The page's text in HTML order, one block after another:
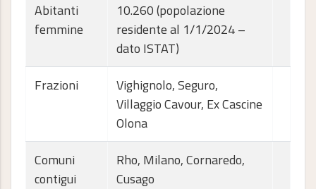
Abitanti
femmine
10.260 (popolazione
residente al 1/1/2024 –
dato ISTAT)
Frazioni
Vighignolo, Seguro,
Villaggio Cavour, Ex Cascine
Olona
Comuni
contigui
Rho, Milano, Cornaredo,
Cusago